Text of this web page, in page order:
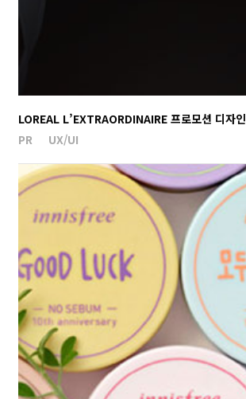
LOREAL L’EXTRAORDINAIRE 프로모션 디자인
PR
UX/UI